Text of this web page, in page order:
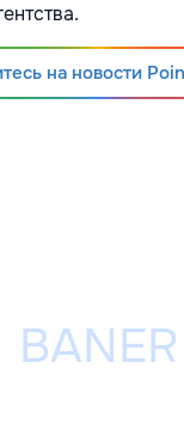
на новости